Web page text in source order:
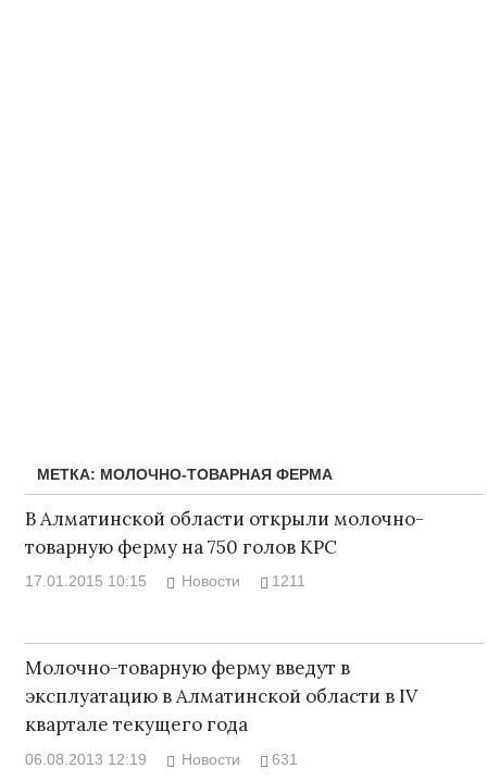
МЕТКА: МОЛОЧНО-ТОВАРНАЯ ФЕРМА
В Алматинской области открыли молочно-
товарную ферму на 750 голов КРС
17.01.2015 10:15 Новости 1211
Молочно-товарную ферму введут в
эксплуатацию в Алматинской области в IV
квартале текущего года
06.08.2013 12:19 Новости 631